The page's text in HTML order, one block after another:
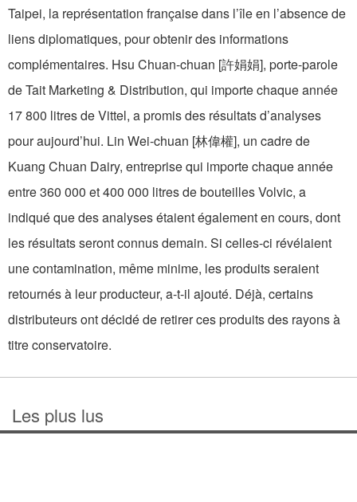
Taipei, la représentation française dans l’île en l’absence de
liens diplomatiques, pour obtenir des informations
complémentaires. Hsu Chuan-chuan [許娟娟], porte-parole
de Tait Marketing & Distribution, qui importe chaque année
17 800 litres de Vittel, a promis des résultats d’analyses
pour aujourd’hui. Lin Wei-chuan [林偉權], un cadre de
Kuang Chuan Dairy, entreprise qui importe chaque année
entre 360 000 et 400 000 litres de bouteilles Volvic, a
indiqué que des analyses étaient également en cours, dont
les résultats seront connus demain. Si celles-ci révélaient
une contamination, même minime, les produits seraient
retournés à leur producteur, a-t-il ajouté. Déjà, certains
distributeurs ont décidé de retirer ces produits des rayons à
titre conservatoire.
Les plus lus